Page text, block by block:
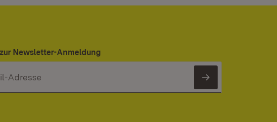
Newsletter-Anmeldung
Newsletter